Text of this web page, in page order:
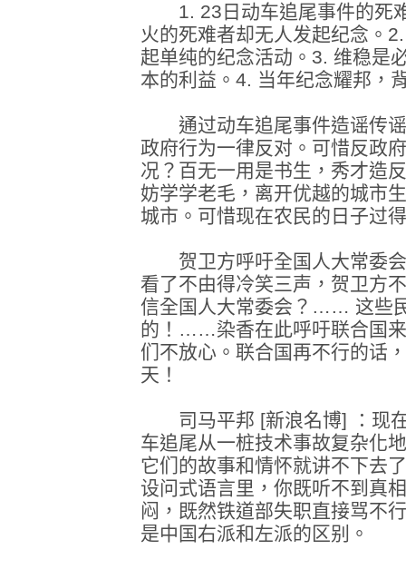
1. 23日动车追尾事件的死
火的死难者却无人发起纪念。
起单纯的纪念活动。3. 维稳是
本的利益。4. 当年纪念耀邦，
通过动车追尾事件造谣传谣
政府行为一律反对。可惜反政
况？百无一用是书生，秀才造
妨学学老毛，离开优越的城市
城市。可惜现在农民的日子过
贺卫方呼吁全国人大常委会
看了不由得冷笑三声，贺卫方
信全国人大常委会？…… 这些
的！……染香在此呼吁联合国
们不放心。联合国再不行的话
天！
司马平邦 [新浪名博] ：现在
车追尾从一桩技术事故复杂化
它们的故事和情怀就讲不下去
设问式语言里，你既听不到真
闷，既然铁道部失职直接骂不
是中国右派和左派的区别。